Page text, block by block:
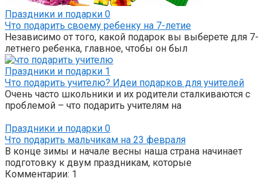
Праздники и подарки 0
Что подарить своему ребенку на 7-летие
Независимо от того, какой подарок вы выберете для 7-
летнего ребенка, главное, чтобы он был
Праздники и подарки 1
Что подарить учителю? Идеи подарков для учителей
Очень часто школьники и их родители сталкиваются с
проблемой – что подарить учителям на
Праздники и подарки 0
Что подарить мальчикам на 23 февраля
В конце зимы и начале весны наша страна начинает
подготовку к двум праздникам, которые
Комментарии: 1